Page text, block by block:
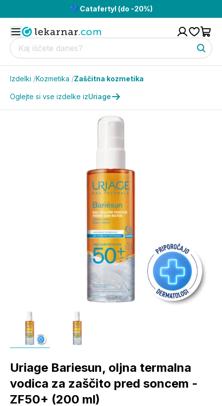
💙 Catafertyl (do -20%)
Izdelki /Kozmetika /Zaščitna kozmetika
Oglejte si vse izdelke izUriage
Uriage Bariesun, oljna termalna
vodica za zaščito pred soncem -
ZF50+ (200 ml)